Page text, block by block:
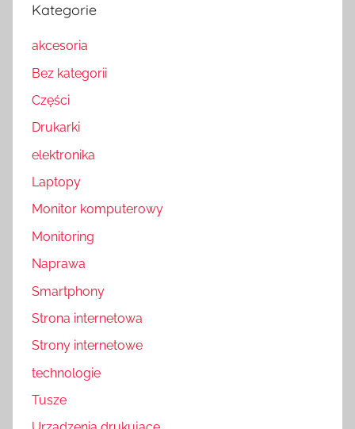
Kategorie
akcesoria
Bez kategorii
Części
Drukarki
elektronika
Laptopy
Monitor komputerowy
Monitoring
Naprawa
Smartphony
Strona internetowa
Strony internetowe
technologie
Tusze